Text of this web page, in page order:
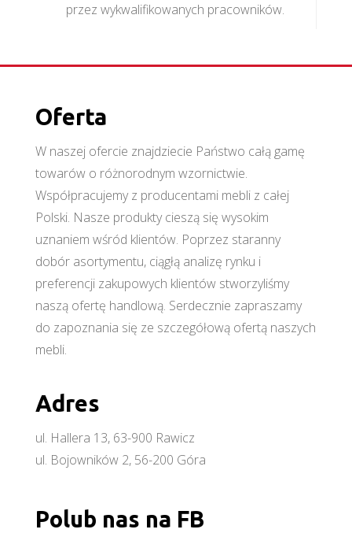
przez wykwalifikowanych pracowników.
Oferta
W naszej ofercie znajdziecie Państwo całą gamę
towarów o różnorodnym wzornictwie.
Współpracujemy z producentami mebli z całej
Polski. Nasze produkty cieszą się wysokim
uznaniem wśród klientów. Poprzez staranny
dobór asortymentu, ciągłą analizę rynku i
preferencji zakupowych klientów stworzyliśmy
naszą ofertę handlową. Serdecznie zapraszamy
do zapoznania się ze szczegółową ofertą naszych
mebli.
Adres
ul. Hallera 13, 63-900 Rawicz
ul. Bojowników 2, 56-200 Góra
Polub nas na FB